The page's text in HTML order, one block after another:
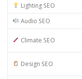
Lighting SEO
Audio SEO
Climate SEO
Design SEO